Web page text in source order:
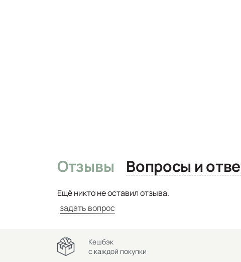
Отзывы Вопросы и
Ещё никто не оставил отзыва.
задать вопрос
Кешбэк
с каждой покупки